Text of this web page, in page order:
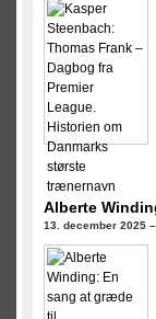
Alberte
13. december 2025